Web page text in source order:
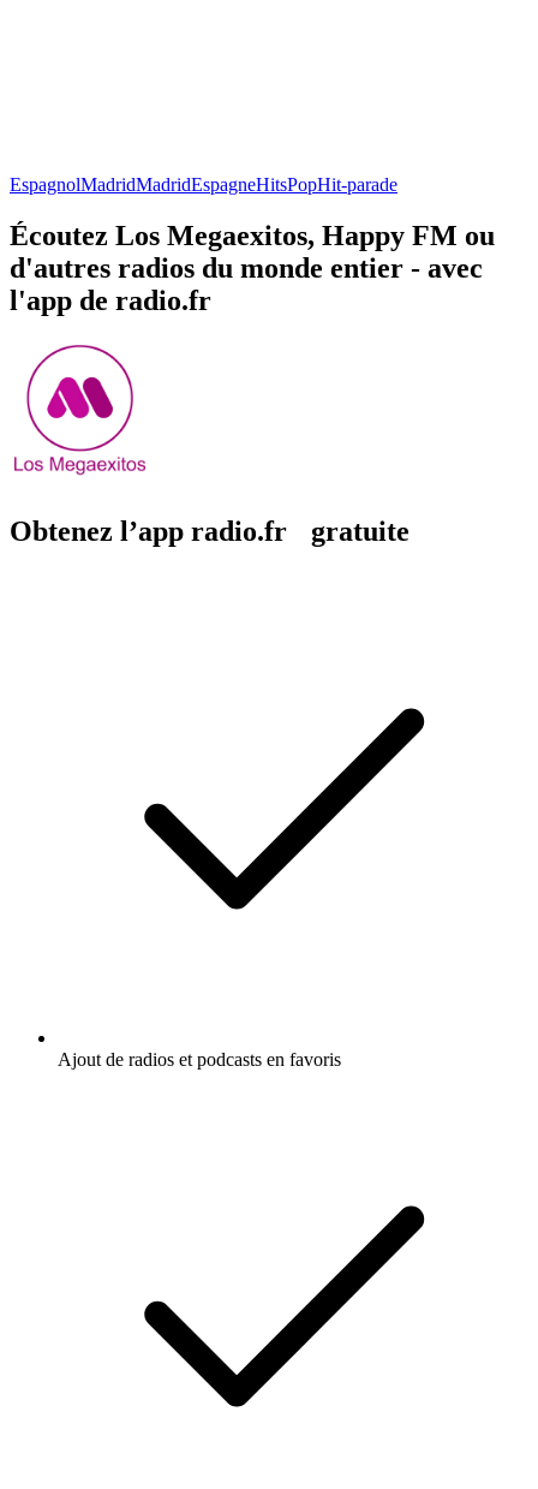
EspagnolMadridMadridEspagneHitsPopHit-parade
Écoutez Los Megaexitos, Happy FM ou
d'autres radios du monde entier - avec
l'app de radio.fr
Obtenez l’app radio.fr gratuite
Ajout de radios et podcasts en favoris